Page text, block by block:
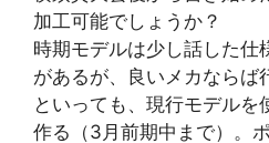
加工可能でしょうか？
時期モデルは少し話した仕
があるが、良いメカならば
といっても、現行モデルを
作る（3月前期中まで）。